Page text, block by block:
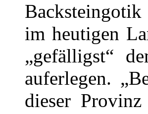
im heutigen
„gefälligst“
auferlegen.
dieser